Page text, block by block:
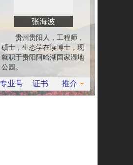
张海波
贵州贵阳人，工程师，
硕士，生态学在读博士，现
就职于贵阳阿哈湖国家湿地
公园。
专业号 证书 推介